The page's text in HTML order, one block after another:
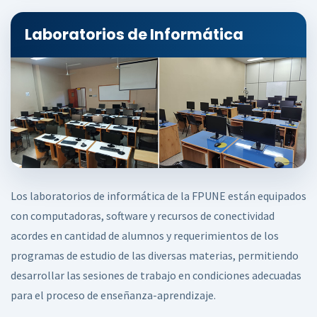
Laboratorios de Informática
Los laboratorios de informática de la FPUNE están equipados
con computadoras, software y recursos de conectividad
acordes en cantidad de alumnos y requerimientos de los
programas de estudio de las diversas materias, permitiendo
desarrollar las sesiones de trabajo en condiciones adecuadas
para el proceso de enseñanza-aprendizaje.